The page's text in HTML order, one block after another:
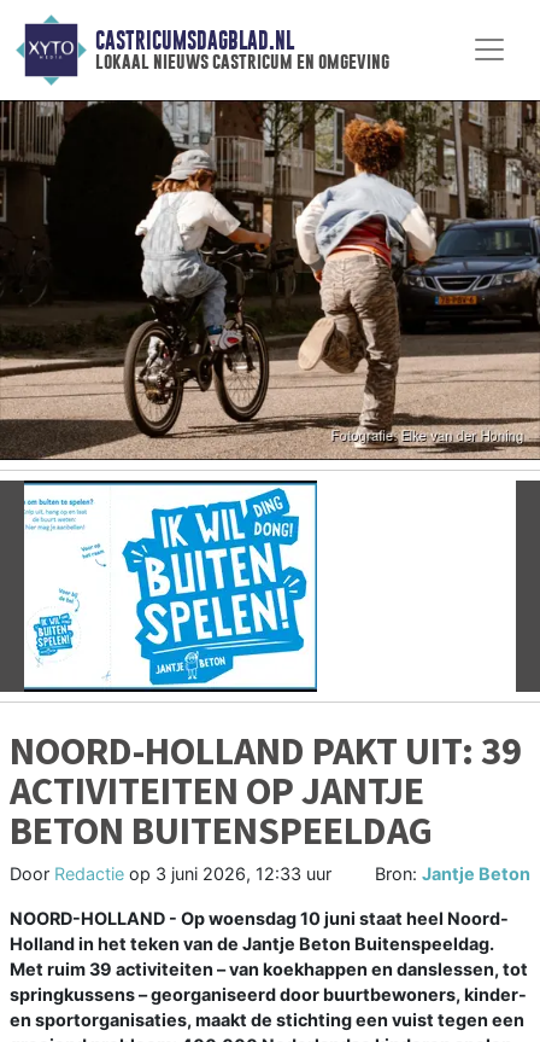
CASTRICUMSDAGBLAD.NL
lokaal nieuws castricum en omgeving
Vorige
NOORD-HOLLAND PAKT UIT: 39
ACTIVITEITEN OP JANTJE
BETON BUITENSPEELDAG
Door Redactie op 3 juni 2026, 12:33 uur Bron: Jantje Beton
NOORD-HOLLAND - Op woensdag 10 juni staat heel Noord-
Holland in het teken van de Jantje Beton Buitenspeeldag.
Met ruim 39 activiteiten – van koekhappen en danslessen, tot
springkussens – georganiseerd door buurtbewoners, kinder-
en sportorganisaties, maakt de stichting een vuist tegen een